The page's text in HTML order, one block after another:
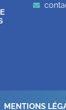
MENTIONS